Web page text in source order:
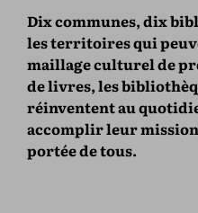
Dix communes, dix
les territoires qui
maillage culturel de
de livres, les
réinventent au
accomplir leur
portée de tous.